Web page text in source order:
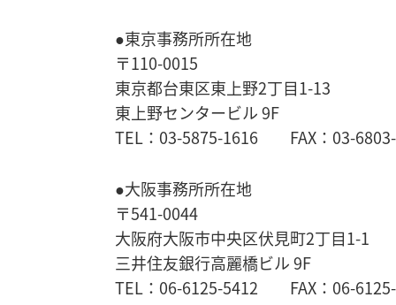
●東京事務所所在地
〒110-0015
東京都台東区東上野2丁目1-13
東上野センタービル 9F
TEL：03-5875-1616 FAX：03-
●大阪事務所所在地
〒541-0044
大阪府大阪市中央区伏見町2丁目1-1
三井住友銀行高麗橋ビル 9F
TEL：06-6125-5412 FAX：06-